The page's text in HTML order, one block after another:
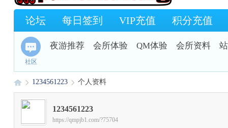
论坛 每日签到 VIP充值 积分充值
社区
夜游推荐 会所体验 QM体验 会所资料
›
1234561223 个人资料
1234561223
https://qmpjb1.com/?75704